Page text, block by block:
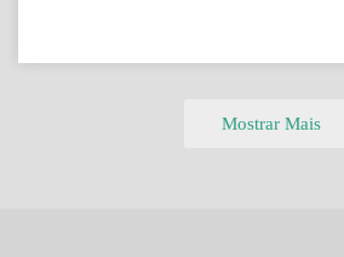
Mostrar Mais